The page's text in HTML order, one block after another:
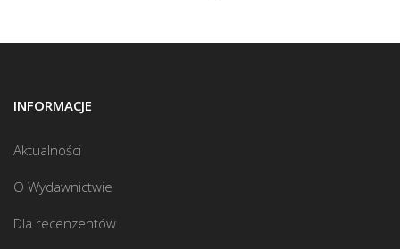
INFORMACJE
Aktualności
O Wydawnictwie
Dla recenzentów